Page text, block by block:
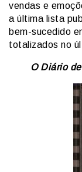
vendas e
a última lista
bem-sucedido
totalizados no
O Diário